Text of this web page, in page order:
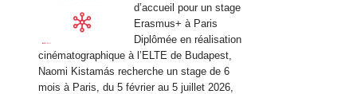
d’accueil pour un stage
Erasmus+ à Paris
Diplômée en réalisation
cinématographique à l’ELTE de Budapest,
Naomi Kistamás recherche un stage de 6
mois à Paris, du 5 février au 5 juillet 2026,